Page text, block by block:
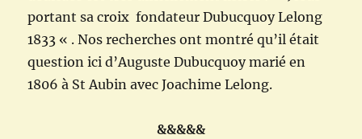
portant sa croix fondateur Dubucquoy Lelong
1833 « . Nos recherches ont montré qu’il était
question ici d’Auguste Dubucquoy marié en
1806 à St Aubin avec Joachime Lelong.
&&&&&